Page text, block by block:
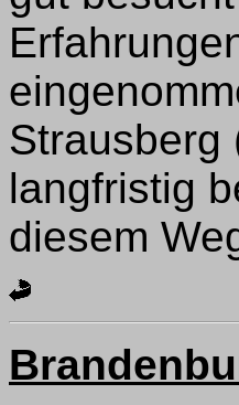
Strausberg
langfristig
diesem